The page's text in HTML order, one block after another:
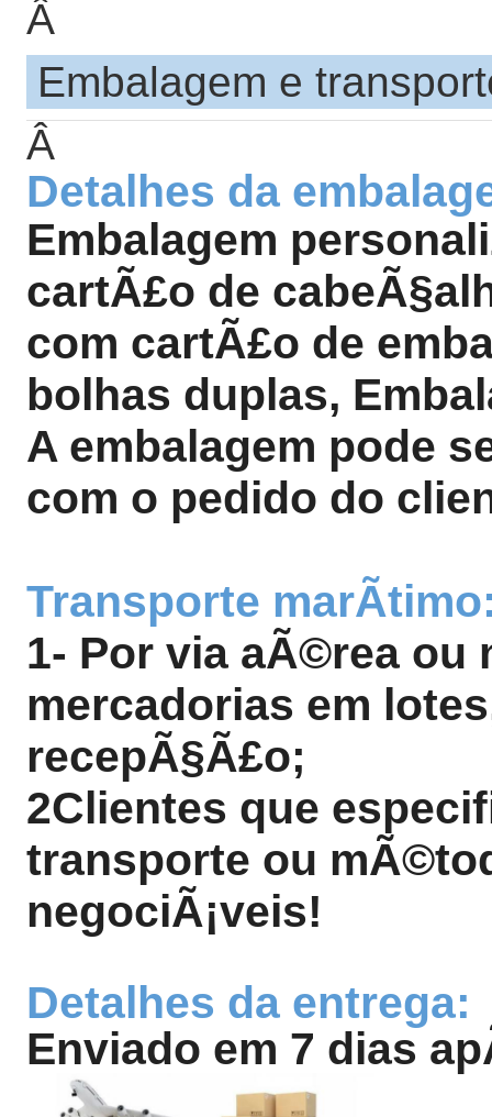
Â
Embalagem e
Â
Detalhes da
Embalagem
cartÃ£o de
com cartÃ£o de
bolhas duplas,
A embalagem pode
com o pedido do
Transporte
1- Por via aÃ©rea ou
mercadorias em
recepÃ§Ã£o;
2Clientes que
transporte ou
negociÃ¡veis!
Detalhes da entrega:
Enviado em 7 dias